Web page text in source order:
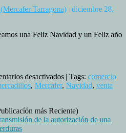
Tarragona) | diciembre 28,
una Feliz Navidad y un Feliz año
desactivadosen
Feliz
Feliz
año
| Tags: comercio
, Mercafer, Navidad, venta
más Reciente)
de la autorización de una